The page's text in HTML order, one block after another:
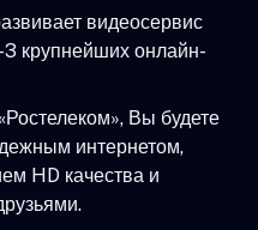
видеосервис
3 крупнейших онлайн-
Вы будете
интернетом,
HD качества и